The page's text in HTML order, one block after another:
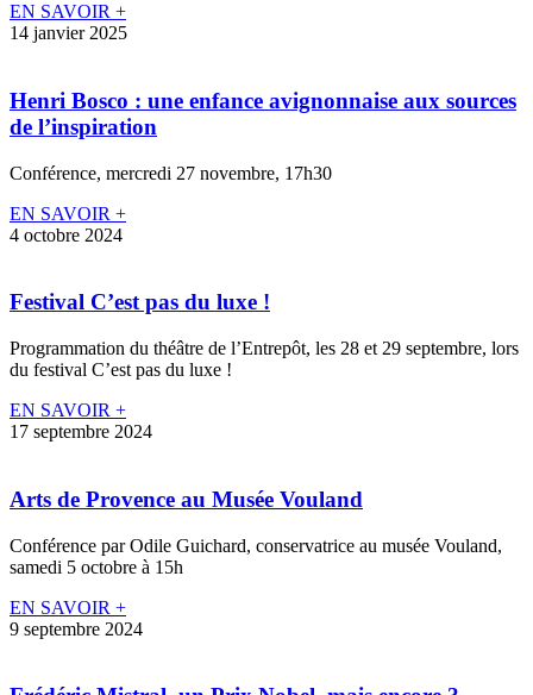
EN SAVOIR +
14 janvier 2025
Henri Bosco : une enfance avignonnaise aux sources
de l’inspiration
Conférence, mercredi 27 novembre, 17h30
EN SAVOIR +
4 octobre 2024
Festival C’est pas du luxe !
Programmation du théâtre de l’Entrepôt, les 28 et 29 septembre, lors
du festival C’est pas du luxe !
EN SAVOIR +
17 septembre 2024
Arts de Provence au Musée Vouland
Conférence par Odile Guichard, conservatrice au musée Vouland,
samedi 5 octobre à 15h
EN SAVOIR +
9 septembre 2024